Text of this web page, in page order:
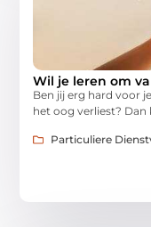
Wil je leren om
Ben jij erg hard voor
het oog verliest? Dan
Particuliere